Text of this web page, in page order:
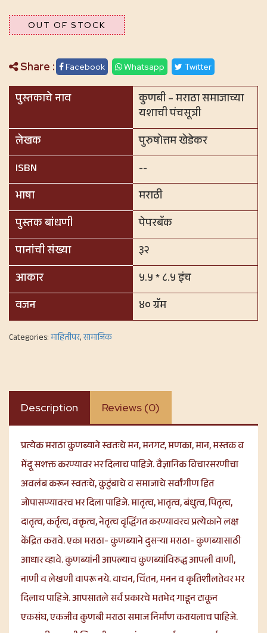
OUT OF STOCK
Share : Facebook Whatsapp Twitter
पुस्तकाचे नाव
कुणबी – मराठा समाजाच्या
यशाची पंचसूत्री
लेखक
पुरुषोत्तम खेडेकर
ISBN
--
भाषा
मराठी
पुस्तक बांधणी
पेपरबॅक
पानांची संख्या
३२
आकार
५.५ * ८.५ इंच
वजन
४० ग्रॅम
Categories:माहितीपर,सामाजिक
Description Reviews (0)
प्रत्येक मराठा कुणब्याने स्वतःचे मन, मनगट, मणका, मान, मस्तक व
मेंदू सशक्त करण्यावर भर दिलाच पाहिजे. वैज्ञानिक विचारसरणीचा
अवलंब करून स्वतःचे, कुटुंबाचे व समाजाचे सर्वांगीण हित
जोपासण्यावरच भर दिला पाहिजे. मातृत्व, भातृत्व, बंधुत्व, पितृत्व,
दातृत्व, कर्तृत्व, वक्तृत्व, नेतृत्व वृद्धिंगत करण्यावरच प्रत्येकाने लक्ष
केंद्रित करावे. एका मराठा- कुणब्याने दुसऱ्या मराठा- कुणब्यासाठी
आधार व्हावे. कुणब्यांनी आपल्याच कुणब्यांविरुद्ध आपली वाणी,
नाणी व लेखणी वापरू नये. वाचन, चिंतन, मनन व कृतिशीलतेवर भर
दिलाच पाहिजे. आपसातले सर्व प्रकारचे मतभेद गाडून टाकून
एकसंघ, एकजीव कुणबी मराठा समाज निर्माण करायलाच पाहिजे.